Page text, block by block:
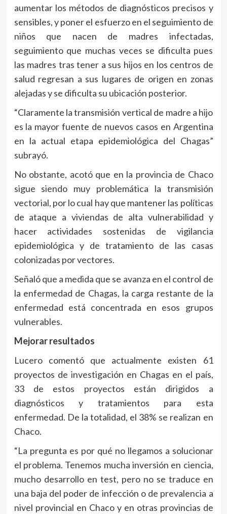
aumentar los métodos de diagnósticos precisos y
sensibles, y poner el esfuerzo en el seguimiento de
niños que nacen de madres infectadas,
seguimiento que muchas veces se dificulta pues
las madres tras tener a sus hijos en los centros de
salud regresan a sus lugares de origen en zonas
alejadas y se dificulta su ubicación posterior.
“Claramente la transmisión vertical de madre a hijo
es la mayor fuente de nuevos casos en Argentina
en la actual etapa epidemiológica del Chagas”
subrayó.
No obstante, acotó que en la provincia de Chaco
sigue siendo muy problemática la transmisión
vectorial, por lo cual hay que mantener las políticas
de ataque a viviendas de alta vulnerabilidad y
hacer actividades sostenidas de vigilancia
epidemiológica y de tratamiento de las casas
colonizadas por vectores.
Señaló que a medida que se avanza en el control de
la enfermedad de Chagas, la carga restante de la
enfermedad está concentrada en esos grupos
vulnerables.
Mejorar resultados
Lucero comentó que actualmente existen 61
proyectos de investigación en Chagas en el país,
33 de estos proyectos están dirigidos a
diagnósticos y tratamientos para esta
enfermedad. De la totalidad, el 38% se realizan en
Chaco.
“La pregunta es por qué no llegamos a solucionar
el problema. Tenemos mucha inversión en ciencia,
mucho desarrollo en test, pero no se traduce en
una baja del poder de infección o de prevalencia a
nivel provincial en Chaco y en otras provincias de